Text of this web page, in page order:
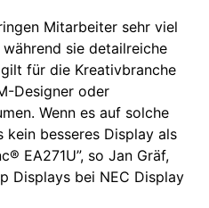
Mitarbeiter sehr viel
sie detailreiche
für die Kreativbranche
Designer oder
Wenn es auf solche
besseres Display als
EA271U”, so Jan Gräf,
Displays bei NEC Display